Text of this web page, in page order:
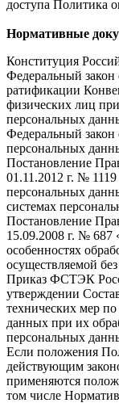
доступа Политика
Нормативные
Конституция
Федеральный
ратификации
физических лиц
персональных
Федеральный
персональных
Постановление
01.11.2012 г. №
персональных
системах
Постановление
15.09.2008 г. №
особенностях
осуществляемой
Приказ ФСТЭК
утверждении
технических мер
данных при их
персональных
Если положения
действующим
применяются
том числе